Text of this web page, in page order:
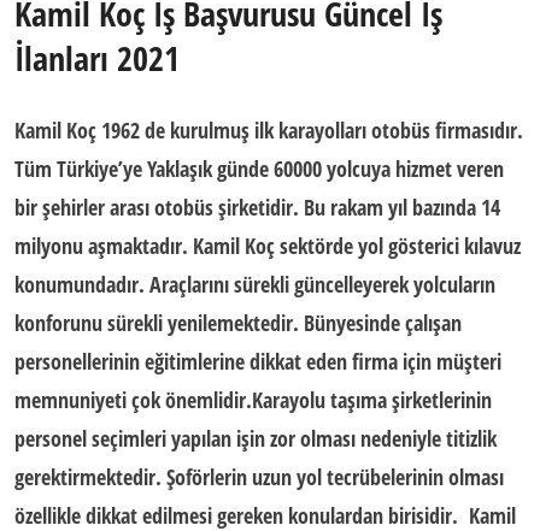
Kamil Koç İş Başvurusu Güncel İş
İlanları 2021
Kamil Koç 1962 de kurulmuş ilk karayollarıotobüs firmasıdır.
Tüm Türkiye’ye Yaklaşık günde 60000 yolcuya hizmet veren
birşehirler arasıotobüs şirketidir. Bu rakam yıl bazında 14
milyonu aşmaktadır. Kamil Koç sektörde yol gösterici kılavuz
konumundadır. Araçlarını sürekli güncelleyerek yolcuların
konforunu sürekli yenilemektedir. Bünyesinde çalışan
personellerinin eğitimlerine dikkat eden firma için müşteri
memnuniyeti çok önemlidir.Karayolu taşıma şirketlerinin
personel seçimleri yapılan işin zor olması nedeniyle titizlik
gerektirmektedir. Şoförlerin uzun yol tecrübelerinin olması
özellikle dikkat edilmesi gereken konulardan birisidir. Kamil